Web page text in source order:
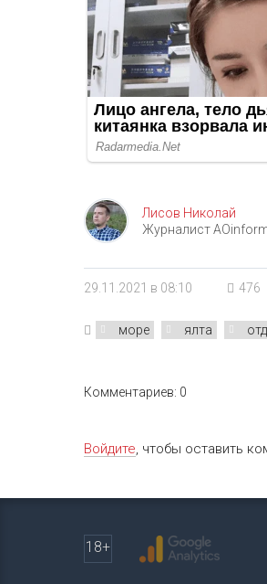
Лисов Николай
Журналист
29.11.2021 в 08:10 476
море ялта
Комментариев: 0
Войдите, чтобы оставить
18+